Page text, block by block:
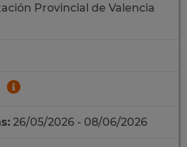
Provincial de Valencia
26/05/2026 - 08/06/2026